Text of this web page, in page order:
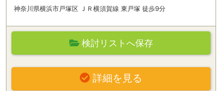
神奈川県横浜市戸塚区 ＪＲ横須賀線 東戸塚 徒歩9分
検討リストへ保存
詳細を見る